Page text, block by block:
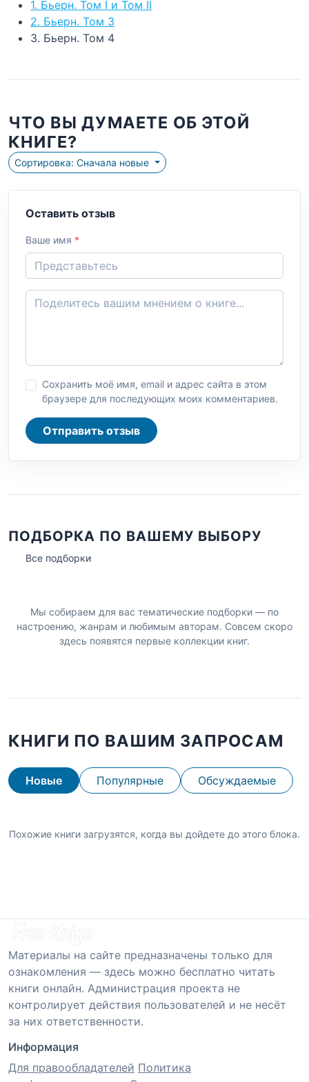
1. Бьерн. Том I и Том II
2. Бьерн. Том 3
3. Бьерн. Том 4
ЧТО ВЫ ДУМАЕТЕ ОБ ЭТОЙ
КНИГЕ?
Сортировка: Сначала новые
Оставить отзыв
Ваше имя *
Сохранить моё имя, email и адрес сайта в этом
браузере для последующих моих комментариев.
Отправить отзыв
ПОДБОРКА ПО ВАШЕМУ ВЫБОРУ
Все подборки
Мы собираем для вас тематические подборки — по
настроению, жанрам и любимым авторам. Совсем скоро
здесь появятся первые коллекции книг.
КНИГИ ПО ВАШИМ ЗАПРОСАМ
Новые Популярные Обсуждаемые
Похожие книги загрузятся, когда вы дойдете до этого блока.
Материалы на сайте предназначены только для
ознакомления — здесь можно бесплатно читать
книги онлайн. Администрация проекта не
контролирует действия пользователей и не несёт
за них ответственности.
Информация
Для правообладателей Политика